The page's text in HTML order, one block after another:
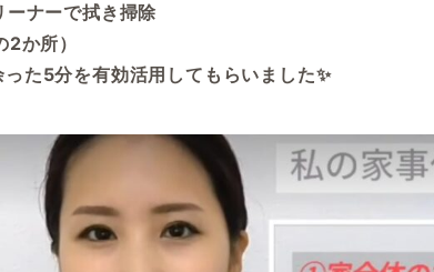
ナーで拭き掃除
か所）
た5分を有効活用してもらいました✨